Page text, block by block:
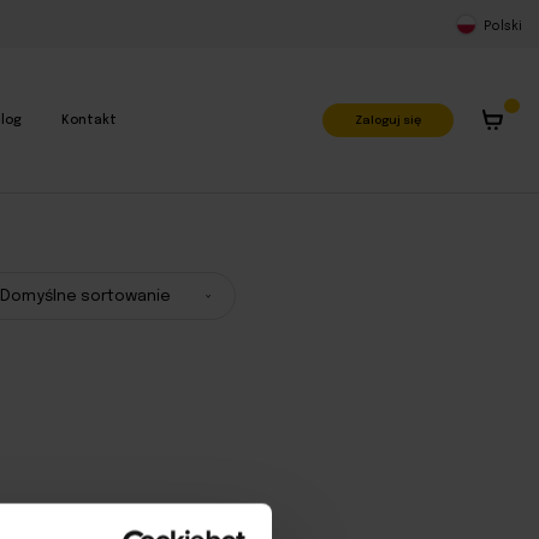
Kontakt
Polski
Zaloguj się